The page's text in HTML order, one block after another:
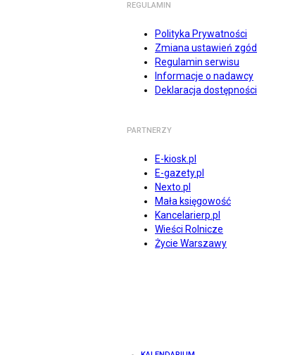
REGULAMIN
Polityka Prywatności
Zmiana ustawień zgód
Regulamin serwisu
Informacje o nadawcy
Deklaracja dostępności
PARTNERZY
E-kiosk.pl
E-gazety.pl
Nexto.pl
Mała księgowość
Kancelarierp.pl
Wieści Rolnicze
Życie Warszawy